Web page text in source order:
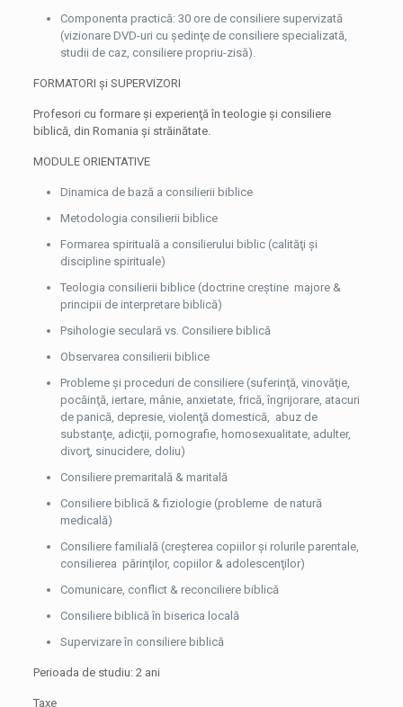
Componenta practică: 30 ore de consiliere supervizată
(vizionare DVD-uri cu şedinţe de consiliere specializată,
studii de caz, consiliere propriu-zisă).
FORMATORI şi SUPERVIZORI
Profesori cu formare şi experienţă în teologie şi consiliere
biblică, din Romania şi străinătate.
MODULE ORIENTATIVE
Dinamica de bază a consilierii biblice
Metodologia consilierii biblice
Formarea spirituală a consilierului biblic (calităţi şi
discipline spirituale)
Teologia consilierii biblice (doctrine creştine majore &
principii de interpretare biblică)
Psihologie seculară vs. Consiliere biblică
Observarea consilierii biblice
Probleme şi proceduri de consiliere (suferinţă, vinovăţie,
pocăinţă, iertare, mânie, anxietate, frică, îngrijorare, atacuri
de panică, depresie, violenţă domestică, abuz de
substanţe, adicţii, pornografie, homosexualitate, adulter,
divorţ, sinucidere, doliu)
Consiliere premaritală & maritală
Consiliere biblică & fiziologie (probleme de natură
medicală)
Consiliere familială (creşterea copiilor şi rolurile parentale,
consilierea părinţilor, copiilor & adolescenţilor)
Comunicare, conflict & reconciliere biblică
Consiliere biblică în biserica locală
Supervizare în consiliere biblică
Perioada de studiu: 2 ani
Taxe